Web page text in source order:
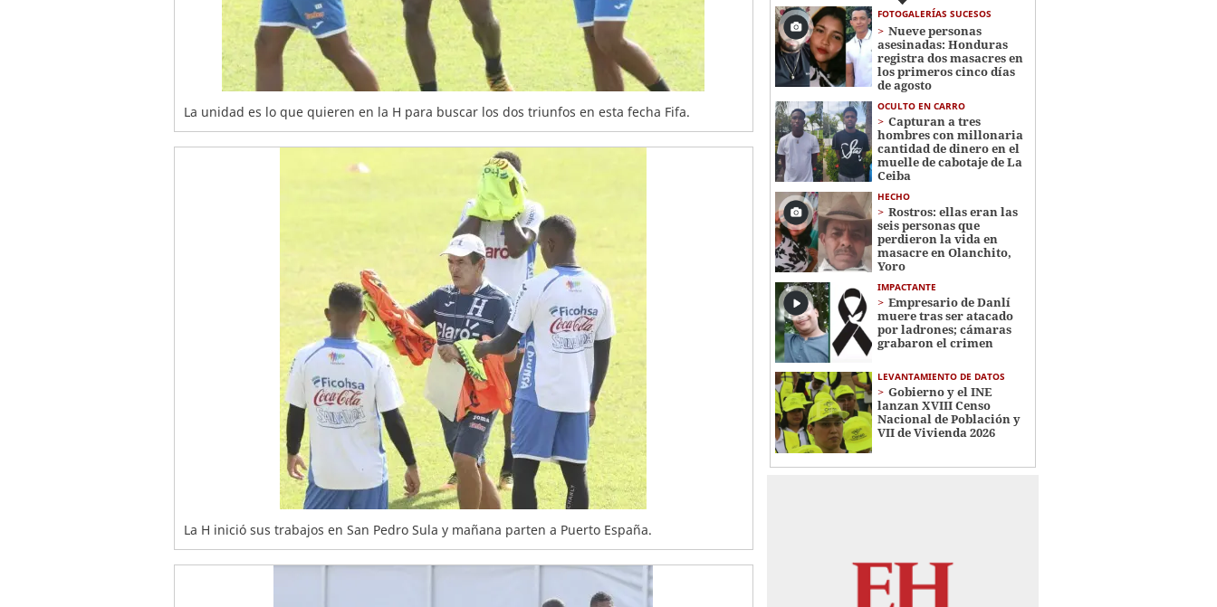
La unidad es lo que quieren en la H para buscar los dos triunfos en esta fecha Fifa.
La H inició sus trabajos en San Pedro Sula y mañana parten a Puerto España.
FOTOGALERÍAS SUCESOS
Nueve personas
asesinadas: Honduras
registra dos masacres en
los primeros cinco días
de agosto
OCULTO EN CARRO
Capturan a tres
hombres con millonaria
cantidad de dinero en el
muelle de cabotaje de La
Ceiba
HECHO
Rostros: ellas eran las
seis personas que
perdieron la vida en
masacre en Olanchito,
Yoro
IMPACTANTE
Empresario de Danlí
muere tras ser atacado
por ladrones; cámaras
grabaron el crimen
LEVANTAMIENTO DE DATOS
Gobierno y el INE
lanzan XVIII Censo
Nacional de Población y
VII de Vivienda 2026